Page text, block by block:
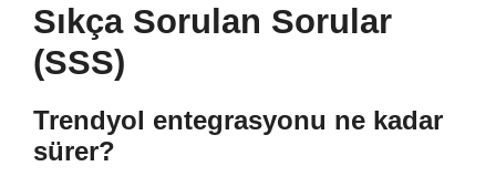
Sıkça Sorulan Sorular
(SSS)
Trendyol entegrasyonu ne kadar
sürer?